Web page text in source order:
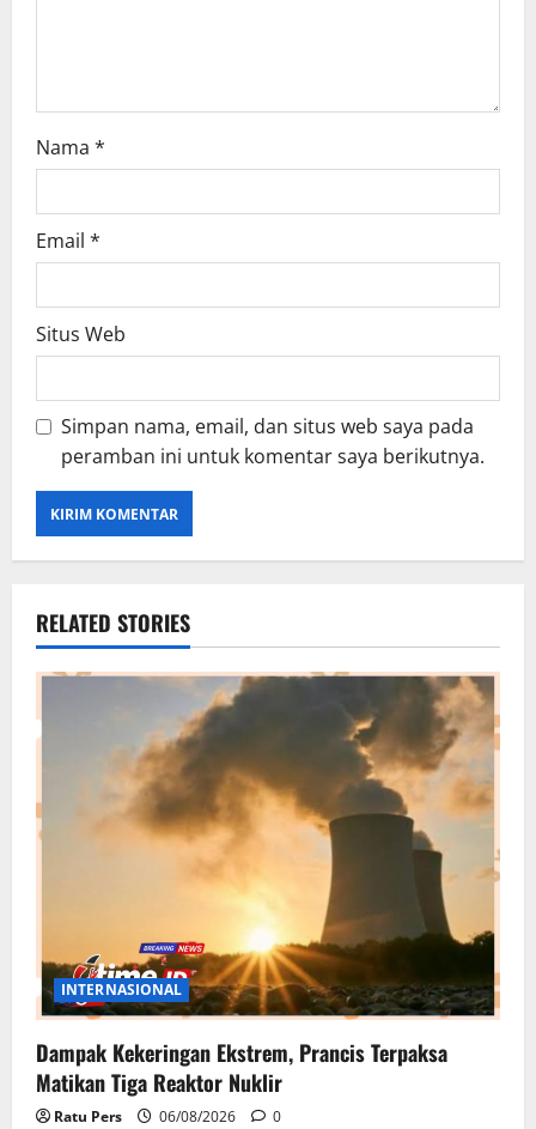
Nama *
Email *
Situs Web
Simpan nama, email, dan situs web saya pada
peramban ini untuk komentar saya berikutnya.
RELATED STORIES
INTERNASIONAL
Dampak Kekeringan Ekstrem, Prancis Terpaksa
Matikan Tiga Reaktor Nuklir
Ratu Pers 06/08/2026 0